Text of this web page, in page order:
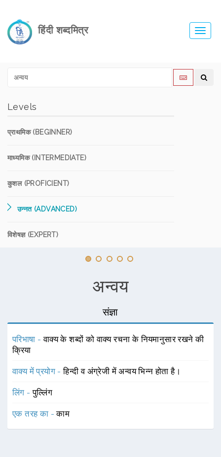
हिंदी शब्दमित्र
Levels
प्राथमिक (BEGINNER)
माध्यमिक (INTERMEDIATE)
कुशल (PROFICIENT)
उन्नत (ADVANCED)
विशेषज्ञ (EXPERT)
अन्वय
संज्ञा
परिभाषा -वाक्य के शब्दों को वाक्य रचना के नियमानुसार रखने की
क्रिया
वाक्य में प्रयोग -हिन्दी व अंग्रेजी में अन्वय भिन्न होता है।
लिंग -पुल्लिंग
एक तरह का -काम